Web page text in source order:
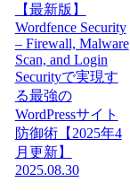
【最新版】
Wordfence Security
– Firewall, Malware
Scan, and Login
Securityで実現す
る最強の
WordPressサイト
防御術【2025年4
月更新】
2025.08.30